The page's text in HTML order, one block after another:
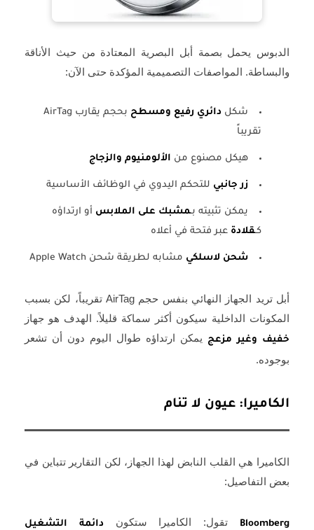
الدبوس يحمل بصمة أبل البصرية المعتادة من حيث الأناقة
والبساطة. المواصفات التصميمية المؤكدة حتى الآن:
شكل دائري رفيع ومسطح
بحجم يقارب AirTag
تقريباً
هيكل مصنوع من الألومنيوم والزجاج
زر جانبي للتحكم اليدوي في الوظائف الأساسية
يمكن تثبيته بـمشبك على الملابس أو ارتداؤه
كـقلادة عبر فتحة في أعلاه
شحن لاسلكي مشابه لطريقة شحن Apple Watch
أبل تريد الجهاز النهائي بنفس حجم AirTag تقريباً، لكن بسبب
المكونات الداخلية سيكون أكثر سماكة قليلاً. الهدف هو جهاز
خفيف وغير مزعج يمكن ارتداؤه طوال اليوم دون أن تشعر
بوجوده.
الكاميرا: عيون لا تنام
الكاميرا هي القلب النابض لهذا الجهاز، لكن التقارير تتباين في
بعض التفاصيل:
Bloomberg تقول: الكاميرا ستكون دائمة التشغيل